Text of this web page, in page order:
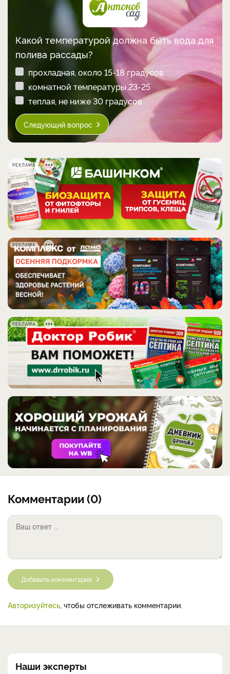
Какой температурой должна быть вода для
полива рассады?
прохладная, около 15-18 градусов
комнатной температуры 23-25
теплая, не ниже 30 градусов
Следующий вопрос
РЕКЛАМА
РЕКЛАМА
РЕКЛАМА
Комментарии (0)
Добавить комментарий
Авторизуйтесь , чтобы отслеживать комментарии.
Наши эксперты